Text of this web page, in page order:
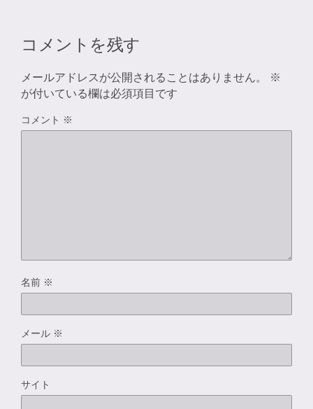
コメントを残す
メールアドレスが公開されることはありません。
※
が付いている欄は必須項目です
コメント ※
名前 ※
メール ※
サイト